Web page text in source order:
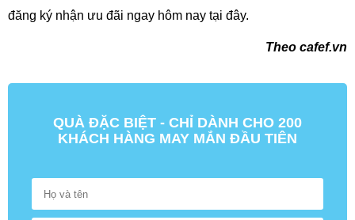
đăng ký nhận ưu đãi ngay hôm nay tại đây.
Theo cafef.vn
QUÀ ĐẶC BIỆT - CHỈ DÀNH CHO 200
KHÁCH HÀNG MAY MẮN ĐẦU TIÊN